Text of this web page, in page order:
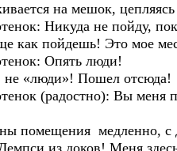
на мешок,
Никуда не пойду,
как пойдешь! Это мое
Опять люди!
«люди»! Пошел отсюда!
(радостно): Вы меня
помещения медленно, с
из доков! Меня